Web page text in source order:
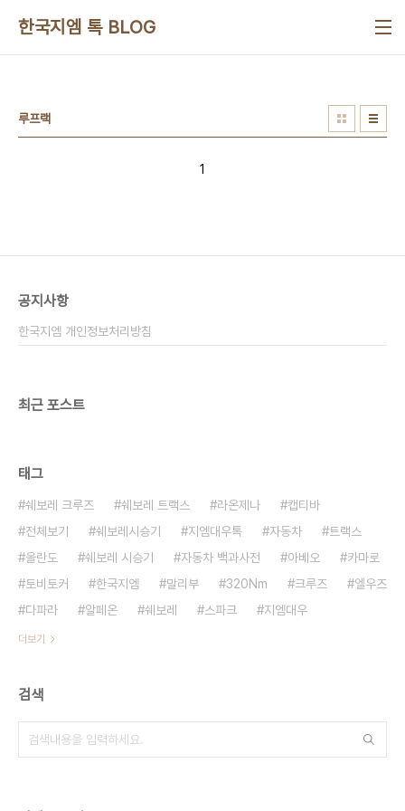
한국지엠 톡 BLOG
루프랙
1
공지사항
한국지엠 개인정보처리방침
최근 포스트
태그
쉐보레 크루즈 쉐보레 트랙스 라온제나
캡티바
전체보기
쉐보레시승기 지엠대우톡 자동차
트랙스
올란도
쉐보레 시승기 자동차 백과사전 아베오
카마로
토비토커
한국지엠 말리부 320Nm 크루즈
엘우즈
다파라
알페온 쉐보레 스파크 지엠대우
더보기
검색